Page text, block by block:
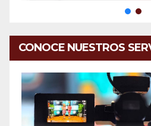
CONOCE NUESTROS